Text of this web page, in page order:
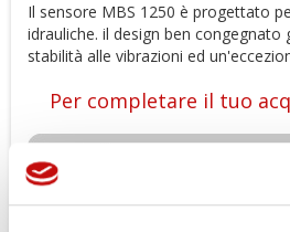
Il sensore MBS 1250 è progettato
idrauliche. il design ben congegnato
stabilità alle vibrazioni ed
Per completare il tuo